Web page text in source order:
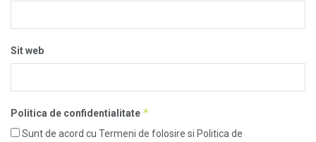
Sit web
Politica de confidentialitate *
Sunt de acord cu Termeni de folosire si Politica de